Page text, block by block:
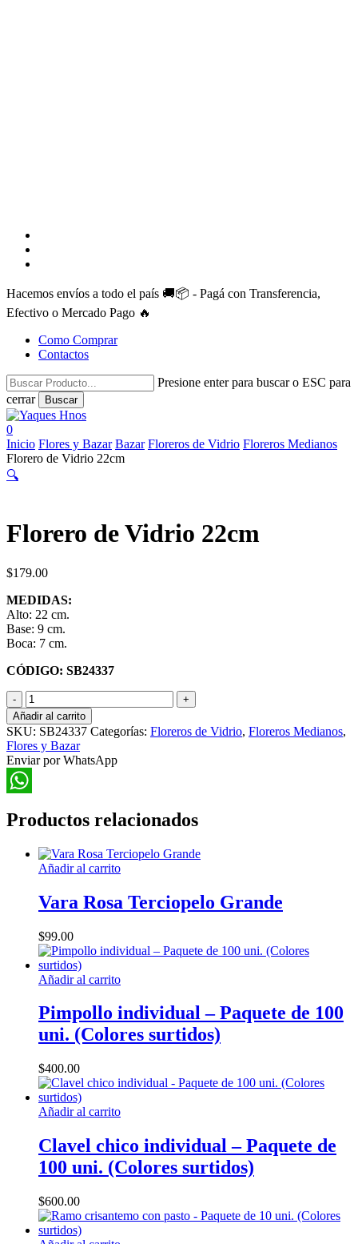
Hacemos envíos a todo el país 🚚📦 - Pagá con Transferencia,
Efectivo o Mercado Pago 🔥
Como Comprar
Contactos
Presione enter para buscar o ESC para
cerrar
Buscar
Close
Search
search
account
0
Menu
Inicio Flores y Bazar Bazar Floreros de Vidrio Floreros Medianos
Florero de Vidrio 22cm
🔍
Florero de Vidrio 22cm
$179.00
MEDIDAS:
Alto: 22 cm.
Base: 9 cm.
Boca: 7 cm.
CÓDIGO: SB24337
Florero
de
Vidrio
22cm
cantidad
Añadir al carrito
SKU: SB24337 Categorías: Floreros de Vidrio, Floreros Medianos,
Flores y Bazar
Enviar por WhatsApp
Productos relacionados
Añadir al carrito
Vara Rosa Terciopelo Grande
$99.00
Añadir al carrito
Pimpollo individual – Paquete de 100
uni. (Colores surtidos)
$400.00
Añadir al carrito
Clavel chico individual – Paquete de
100 uni. (Colores surtidos)
$600.00